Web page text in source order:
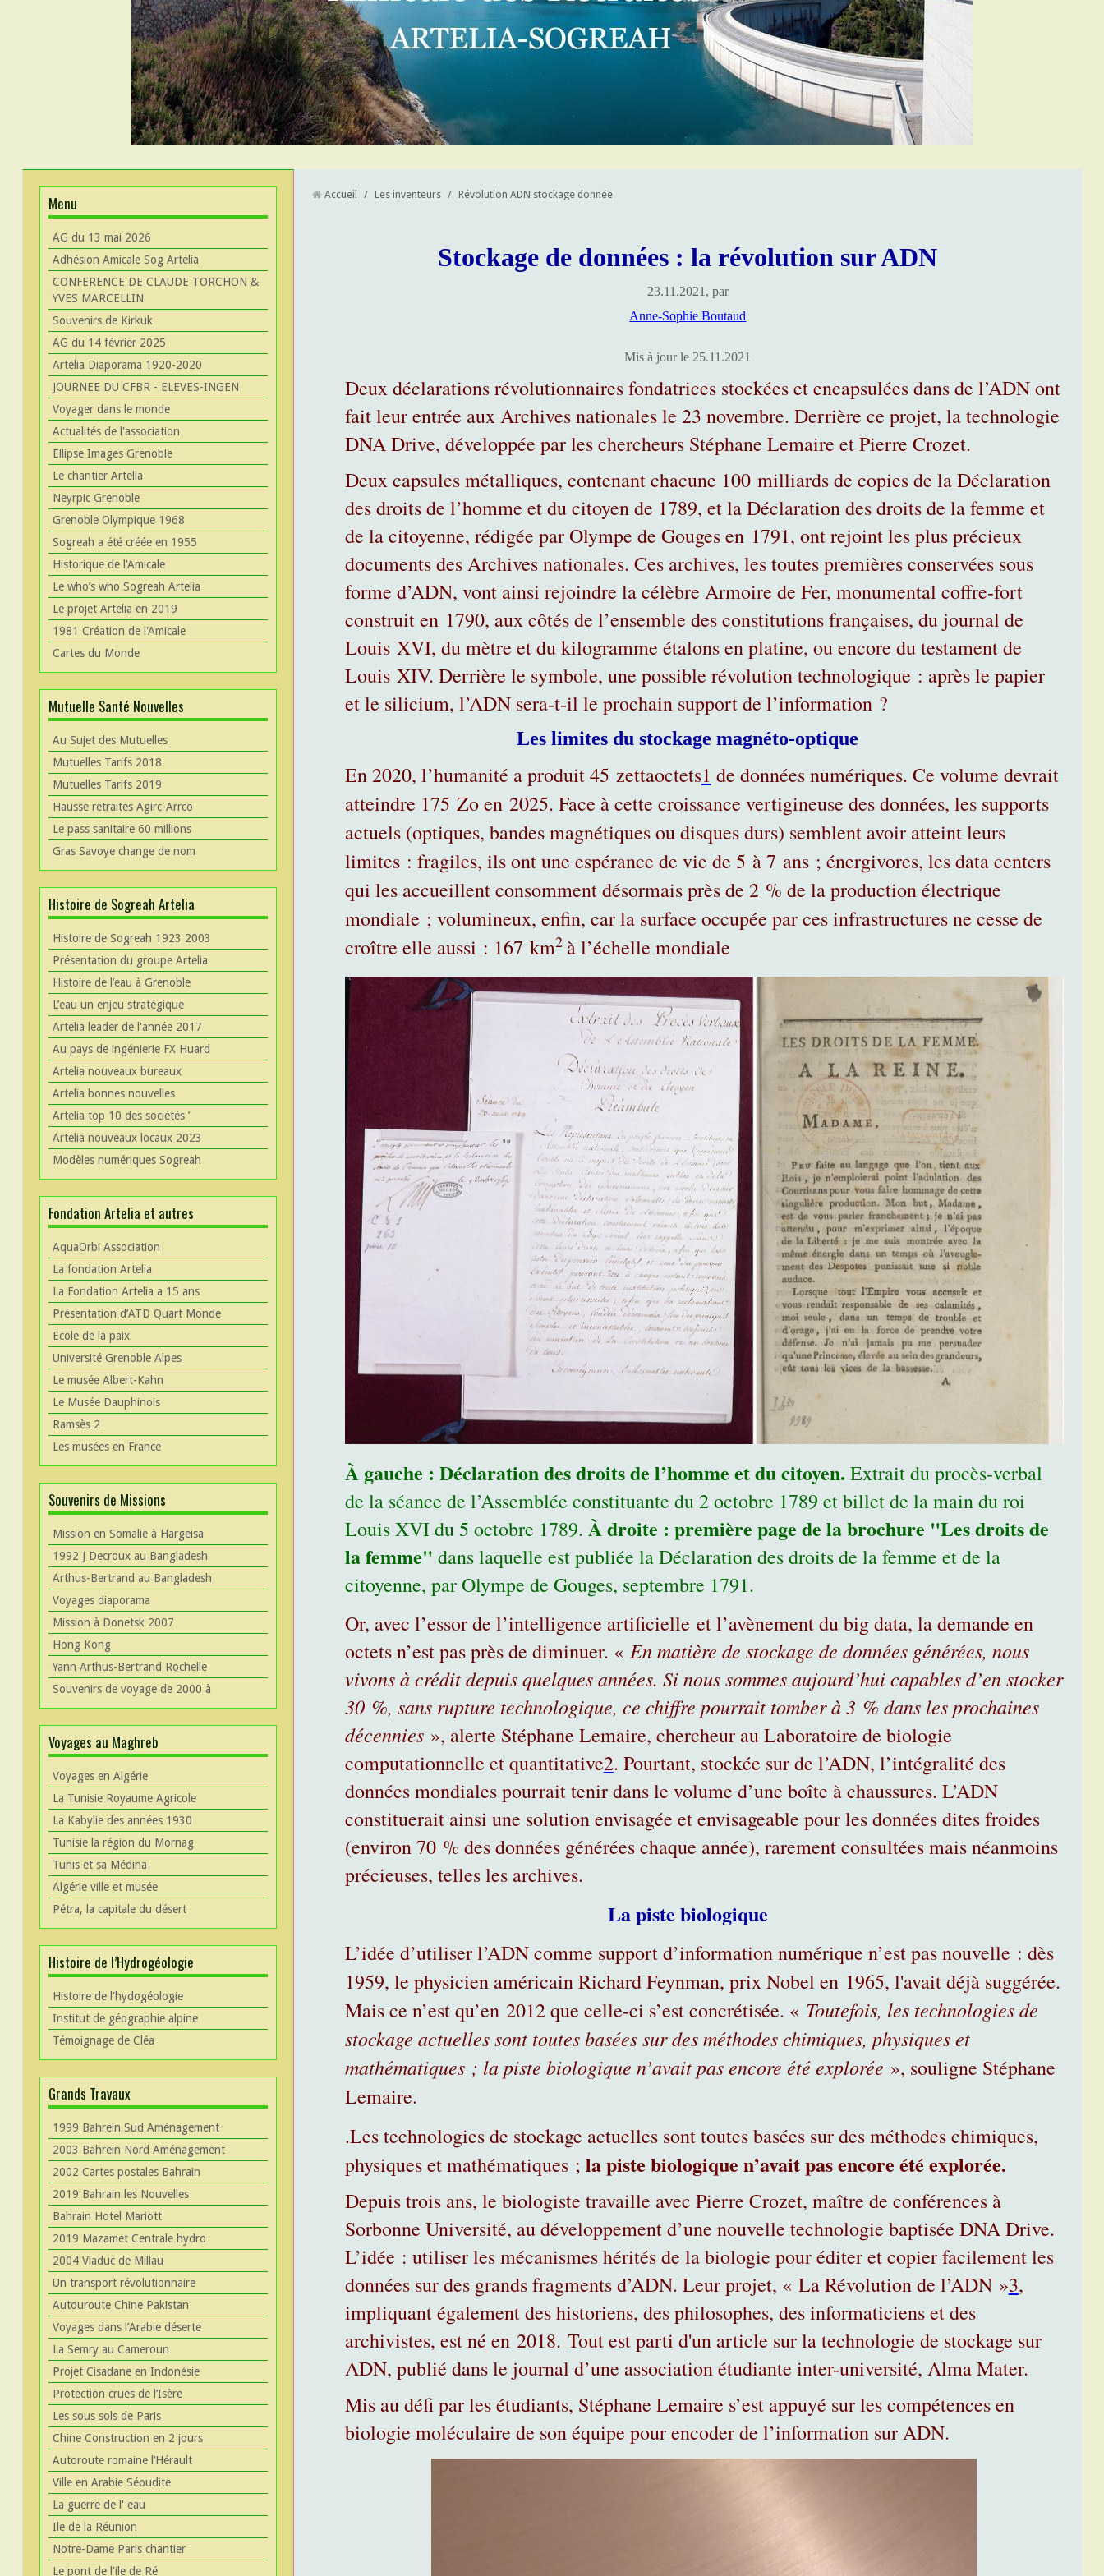
Menu
AG du 13 mai 2026
Adhésion Amicale Sog Artelia
CONFERENCE DE CLAUDE TORCHON &
YVES MARCELLIN
Souvenirs de Kirkuk
AG du 14 février 2025
Artelia Diaporama 1920-2020
JOURNEE DU CFBR - ELEVES-INGEN
Voyager dans le monde
Actualités de l'association
Ellipse Images Grenoble
Le chantier Artelia
Neyrpic Grenoble
Grenoble Olympique 1968
Sogreah a été créée en 1955
Historique de l'Amicale
Le who’s who Sogreah Artelia
Le projet Artelia en 2019
1981 Création de l'Amicale
Cartes du Monde
Mutuelle Santé Nouvelles
Au Sujet des Mutuelles
Mutuelles Tarifs 2018
Mutuelles Tarifs 2019
Hausse retraites Agirc-Arrco
Le pass sanitaire 60 millions
Gras Savoye change de nom
Histoire de Sogreah Artelia
Histoire de Sogreah 1923 2003
Présentation du groupe Artelia
Histoire de l’eau à Grenoble
L’eau un enjeu stratégique
Artelia leader de l'année 2017
Au pays de ingénierie FX Huard
Artelia nouveaux bureaux
Artelia bonnes nouvelles
Artelia top 10 des sociétés ’
Artelia nouveaux locaux 2023
Modèles numériques Sogreah
Fondation Artelia et autres
AquaOrbi Association
La fondation Artelia
La Fondation Artelia a 15 ans
Présentation d’ATD Quart Monde
Ecole de la paix
Université Grenoble Alpes
Le musée Albert-Kahn
Le Musée Dauphinois
Ramsès 2
Les musées en France
Souvenirs de Missions
Mission en Somalie à Hargeisa
1992 J Decroux au Bangladesh
Arthus-Bertrand au Bangladesh
Voyages diaporama
Mission à Donetsk 2007
Hong Kong
Yann Arthus-Bertrand Rochelle
Souvenirs de voyage de 2000 à
Voyages au Maghreb
Voyages en Algérie
La Tunisie Royaume Agricole
La Kabylie des années 1930
Tunisie la région du Mornag
Tunis et sa Médina
Algérie ville et musée
Pétra, la capitale du désert
Histoire de l’Hydrogéologie
Histoire de l'hydogéologie
Institut de géographie alpine
Témoignage de Cléa
Grands Travaux
1999 Bahrein Sud Aménagement
2003 Bahrein Nord Aménagement
2002 Cartes postales Bahrain
2019 Bahrain les Nouvelles
Bahrain Hotel Mariott
2019 Mazamet Centrale hydro
2004 Viaduc de Millau
Un transport révolutionnaire
Autouroute Chine Pakistan
Voyages dans l’Arabie déserte
La Semry au Cameroun
Projet Cisadane en Indonésie
Protection crues de l’Isère
Les sous sols de Paris
Chine Construction en 2 jours
Autoroute romaine l’Hérault
Ville en Arabie Séoudite
La guerre de l' eau
Ile de la Réunion
Notre-Dame Paris chantier
Le pont de l'ile de Ré
Accueil / Les inventeurs / Révolution ADN stockage donnée
Stockage de données : la révolution sur ADN
23.11.2021, par
Anne-Sophie Boutaud
Mis à jour le 25.11.2021
Deux déclarations révolutionnaires fondatrices stockées et encapsulées dans de l’ADN ont
fait leur entrée aux Archives nationales le 23 novembre. Derrière ce projet, la technologie
DNA Drive, développée par les chercheurs Stéphane Lemaire et Pierre Crozet.
Deux capsules métalliques, contenant chacune 100 milliards de copies de la Déclaration
des droits de l’homme et du citoyen de 1789, et la Déclaration des droits de la femme et
de la citoyenne, rédigée par Olympe de Gouges en 1791, ont rejoint les plus précieux
documents des Archives nationales. Ces archives, les toutes premières conservées sous
forme d’ADN, vont ainsi rejoindre la célèbre Armoire de Fer, monumental coffre-fort
construit en 1790, aux côtés de l’ensemble des constitutions françaises, du journal de
Louis XVI, du mètre et du kilogramme étalons en platine, ou encore du testament de
Louis XIV. Derrière le symbole, une possible révolution technologique : après le papier
et le silicium, l’ADN sera-t-il le prochain support de l’information ?
Les limites du stockage magnéto-optique
En 2020, l’humanité a produit 45 zettaoctets1 de données numériques. Ce volume devrait
atteindre 175 Zo en 2025. Face à cette croissance vertigineuse des données, les supports
actuels (optiques, bandes magnétiques ou disques durs) semblent avoir atteint leurs
limites : fragiles, ils ont une espérance de vie de 5 à 7 ans ; énergivores, les data centers
qui les accueillent consomment désormais près de 2 % de la production électrique
mondiale ; volumineux, enfin, car la surface occupée par ces infrastructures ne cesse de
croître elle aussi : 167 km2 à l’échelle mondiale
À gauche : Déclaration des droits de l’homme et du citoyen. Extrait du procès-verbal
de la séance de l’Assemblée constituante du 2 octobre 1789 et billet de la main du roi
Louis XVI du 5 octobre 1789. À droite : première page de la brochure "Les droits de
la femme" dans laquelle est publiée la Déclaration des droits de la femme et de la
citoyenne, par Olympe de Gouges, septembre 1791.
Or, avec l’essor de l’intelligence artificielle et l’avènement du big data, la demande en
octets n’est pas près de diminuer. « En matière de stockage de données générées, nous
vivons à crédit depuis quelques années. Si nous sommes aujourd’hui capables d’en stocker
30 %, sans rupture technologique, ce chiffre pourrait tomber à 3 % dans les prochaines
décennies», alerte Stéphane Lemaire, chercheur au Laboratoire de biologie
computationnelle et quantitative2. Pourtant, stockée sur de l’ADN, l’intégralité des
données mondiales pourrait tenir dans le volume d’une boîte à chaussures. L’ADN
constituerait ainsi une solution envisagée et envisageable pour les données dites froides
(environ 70 % des données générées chaque année), rarement consultées mais néanmoins
précieuses, telles les archives.
La piste biologique
L’idée d’utiliser l’ADN comme support d’information numérique n’est pas nouvelle : dès
1959, le physicien américain Richard Feynman, prix Nobel en 1965, l'avait déjà suggérée.
Mais ce n’est qu’en 2012 que celle-ci s’est concrétisée. « Toutefois, les technologies de
stockage actuelles sont toutes basées sur des méthodes chimiques, physiques et
mathématiques ; la piste biologique n’avait pas encore été explorée », souligne Stéphane
Lemaire.
.Les technologies de stockage actuelles sont toutes basées sur des méthodes chimiques,
physiques et mathématiques ; la piste biologique n’avait pas encore été explorée.
Depuis trois ans, le biologiste travaille avec Pierre Crozet, maître de conférences à
Sorbonne Université, au développement d’une nouvelle technologie baptisée DNA Drive.
L’idée : utiliser les mécanismes hérités de la biologie pour éditer et copier facilement les
données sur des grands fragments d’ADN. Leur projet, « La Révolution de l’ADN »3,
impliquant également des historiens, des philosophes, des informaticiens et des
archivistes, est né en 2018. Tout est parti d'un article sur la technologie de stockage sur
ADN, publié dans le journal d’une association étudiante inter-université, Alma Mater.
Mis au défi par les étudiants, Stéphane Lemaire s’est appuyé sur les compétences en
biologie moléculaire de son équipe pour encoder de l’information sur ADN.